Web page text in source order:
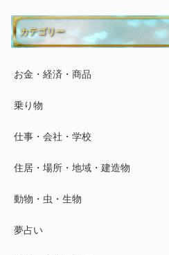
カテゴリー
お金・経済・商品
乗り物
仕事・会社・学校
住居・場所・地域・建造物
動物・虫・生物
夢占い